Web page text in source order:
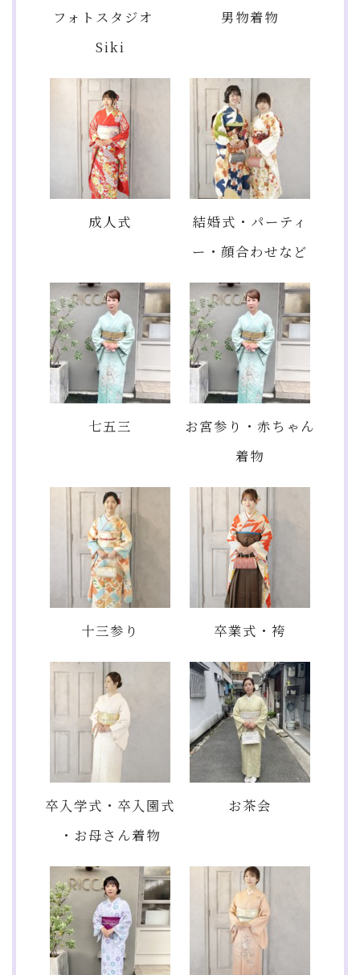
フォトスタジオ
Siki
男物着物
成人式
結婚式・パーティ
ー・顔合わせなど
七五三
お宮参り・赤ちゃん
着物
十三参り 卒業式・袴
卒入学式・卒入園式
・お母さん着物
お茶会